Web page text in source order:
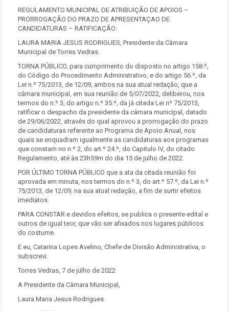
REGULAMENTO MUNICIPAL DE ATRIBUIÇÃO DE APOIOS –
PRORROGAÇÃO DO PRAZO DE APRESENTAÇAO DE
CANDIDATURAS – RATIFICAÇÃO:
LAURA MARIA JESUS RODRIGUES, Presidente da Câmara
Municipal de Torres Vedras:
TORNA PÚBLICO, para cumprimento do disposto no artigo 158.º,
do Código do Procedimento Administrativo, e do artigo 56.º, da
Lei n.º 75/2013, de 12/09, ambos na sua atual redação, que a
câmara municipal, em sua reunião de 5/07/2022, deliberou, nos
termos do n.º 3, do artigo n.º 35.º, da já citada Lei nº 75/2013,
ratificar o despacho da presidente da câmara municipal, datado
de 29/06/2022, através do qual aprovou a prorrogação do prazo
de candidaturas referente ao Programa de Apoio Anual, nos
quais se enquadram igualmente as candidaturas aos programas
que constam no n.º 2, do art.º 24.º, do Capitulo IV, do citado
Regulamento, até às 23h59m do dia 15 de julho de 2022.
POR ÚLTIMO TORNA PÚBLICO que a ata da citada reunião foi
aprovada em minuta, nos termos do n.º 3, do art.º 57.º, da Lei n.º
75/2013, de 12/09, na sua atual redação, a fim de surtir efeitos
imediatos.
PARA CONSTAR e devidos efeitos, se publica o presente edital e
outros de igual teor, que vão ser afixados nos lugares públicos
do costume.
E eu, Catarina Lopes Avelino, Chefe de Divisão Administrativa, o
subscrevi.
Torres Vedras, 7 de julho de 2022
A Presidente da Câmara Municipal,
Laura Maria Jesus Rodrigues